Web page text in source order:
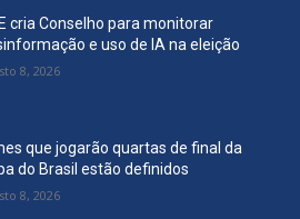
cria Conselho para monitorar
e uso de IA na eleição
8, 2026
que jogarão quartas de final da
do Brasil estão definidos
8, 2026